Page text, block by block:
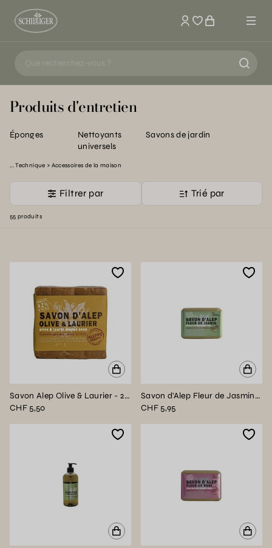
Mon compte
Produits d'entretien
Éponges
Nettoyants
universels
Savons de jardin
Technique Accessoires de la maison
Filtrer par Trié par
55 produits
Savon Alep Olive & Laurier - 200g
CHF 5,50
Savon d'Alep Fleur de Jasmin - 100g
CHF 5,95